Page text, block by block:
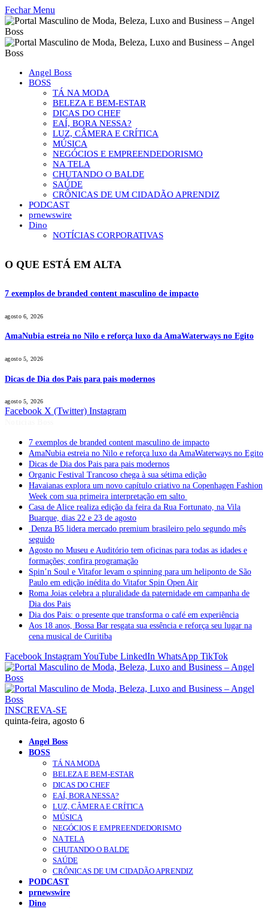
Fechar Menu
Angel Boss
BOSS
TÁ NA MODA
BELEZA E BEM-ESTAR
DICAS DO CHEF
EAÍ, BORA NESSA?
LUZ, CÂMERA E CRÍTICA
MÚSICA
NEGÓCIOS E EMPREENDEDORISMO
NA TELA
CHUTANDO O BALDE
SAÚDE
CRÔNICAS DE UM CIDADÃO APRENDIZ
PODCAST
prnewswire
Dino
NOTÍCIAS CORPORATIVAS
O QUE ESTÁ EM ALTA
7 exemplos de branded content masculino de impacto
agosto 6, 2026
AmaNubia estreia no Nilo e reforça luxo da AmaWaterways no Egito
agosto 5, 2026
Dicas de Dia dos Pais para pais modernos
agosto 5, 2026
Facebook X (Twitter) Instagram
7 exemplos de branded content masculino de impacto
AmaNubia estreia no Nilo e reforça luxo da AmaWaterways no Egito
Dicas de Dia dos Pais para pais modernos
Organic Festival Trancoso chega à sua sétima edição
Havaianas explora um novo capítulo criativo na Copenhagen Fashion
Week com sua primeira interpretação em salto
Casa de Alice realiza edição da feira da Rua Fortunato, na Vila
Buarque, dias 22 e 23 de agosto
Denza B5 lidera mercado premium brasileiro pelo segundo mês
seguido
Agosto no Museu e Auditório tem oficinas para todas as idades e
formações; confira programação
Spin’n Soul e Vitafor levam o spinning para um heliponto de São
Paulo em edição inédita do Vitafor Spin Open Air
Roma Joias celebra a pluralidade da paternidade em campanha de
Dia dos Pais
Dia dos Pais: o presente que transforma o café em experiência
Aos 18 anos, Bossa Bar resgata sua essência e reforça seu lugar na
cena musical de Curitiba
Facebook InstagramYouTube LinkedIn WhatsApp TikTok
INSCREVA-SE
quinta-feira, agosto 6
Angel Boss
BOSS
TÁ NA MODA
BELEZA E BEM-ESTAR
DICAS DO CHEF
EAÍ, BORA NESSA?
LUZ, CÂMERA E CRÍTICA
MÚSICA
NEGÓCIOS E EMPREENDEDORISMO
NA TELA
CHUTANDO O BALDE
SAÚDE
CRÔNICAS DE UM CIDADÃO APRENDIZ
PODCAST
prnewswire
Dino